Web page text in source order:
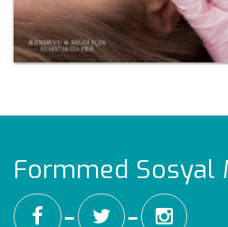
Formmed Sosyal
━ ━